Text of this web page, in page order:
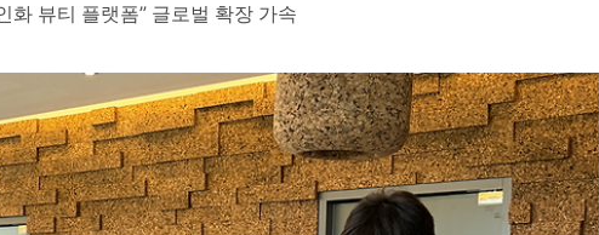
화 뷰티 플랫폼” 글로벌 확장 가속